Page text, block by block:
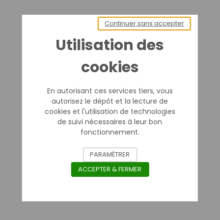
Utilisation des
cookies
En autorisant ces services tiers, vous
autorisez le dépôt et la lecture de
cookies et l'utilisation de technologies
de suivi nécessaires à leur bon
fonctionnement.
Continuer sans accepter
PARAMÉTRER
ACCEPTER & FERMER